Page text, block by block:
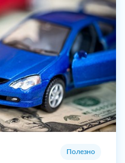
Полезно